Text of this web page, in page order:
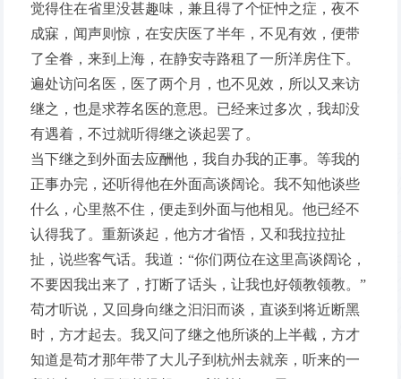
觉得住在省里没甚趣味，兼且得了个怔忡之症，夜不
成寐，闻声则惊，在安庆医了半年，不见有效，便带
了全眷，来到上海，在静安寺路租了一所洋房住下。
遍处访问名医，医了两个月，也不见效，所以又来访
继之，也是求荐名医的意思。已经来过多次，我却没
有遇着，不过就听得继之谈起罢了。
当下继之到外面去应酬他，我自办我的正事。等我的
正事办完，还听得他在外面高谈阔论。我不知他谈些
什么，心里熬不住，便走到外面与他相见。他已经不
认得我了。重新谈起，他方才省悟，又和我拉拉扯
扯，说些客气话。我道：“你们两位在这里高谈阔论，
不要因我出来了，打断了话头，让我也好领教领教。”
苟才听说，又回身向继之汩汩而谈，直谈到将近断黑
时，方才起去。我又问了继之他所谈的上半截，方才
知道是苟才那年带了大儿子到杭州去就亲，听来的一